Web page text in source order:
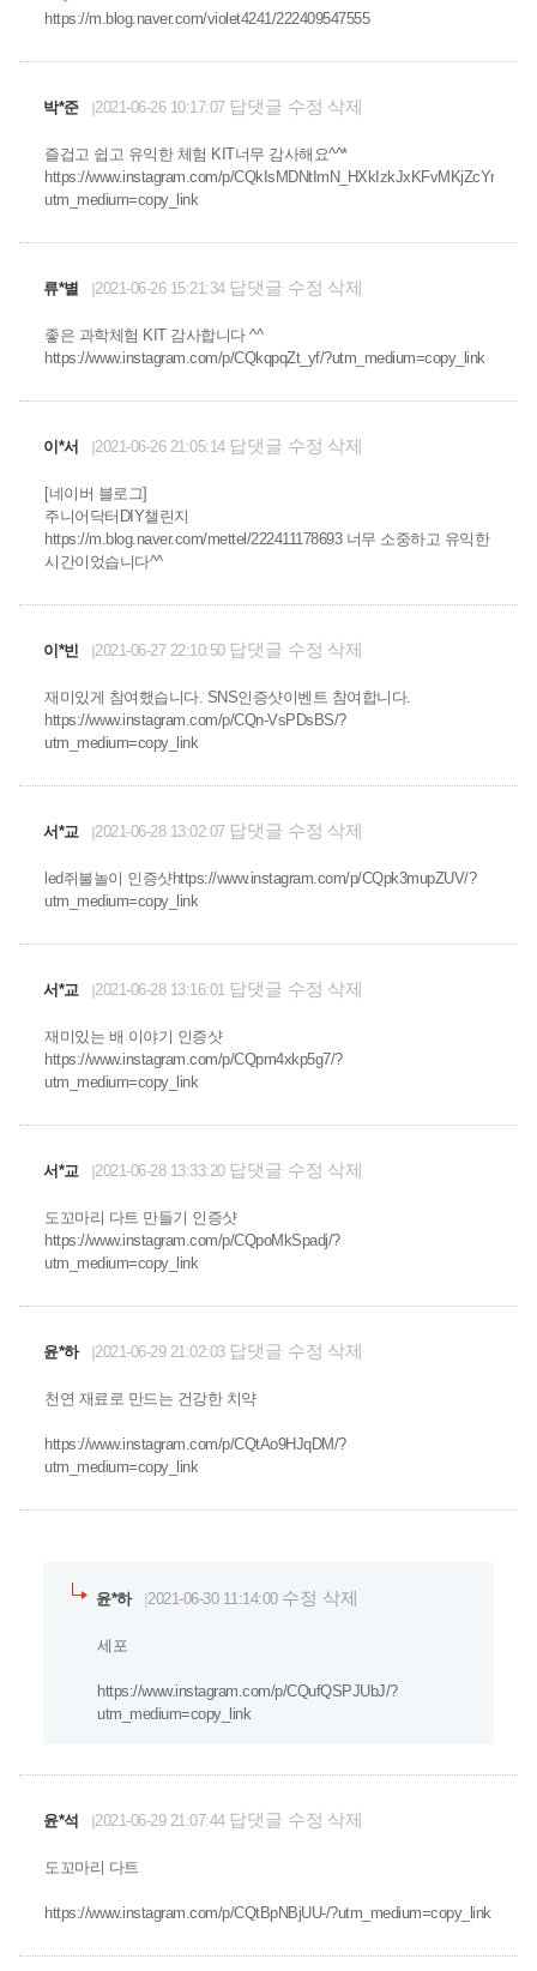
https://m.blog.naver.com/violet4241/222409547555
박*준 2021-06-26 10:17:07 답댓글 수정 삭제
즐겁고 쉽고 유익한 체험 KIT너무 감사해요^^*
https://www.instagram.com/p/
utm_medium=copy_link
류*별 2021-06-26 15:21:34 답댓글 수정 삭제
좋은 과학체험 KIT 감사합니다 ^^
https://www.instagram.com/p/CQkqpqZt_yf/?utm_medium=copy_link
이*서 2021-06-26 21:05:14 답댓글 수정 삭제
[네이버 블로그]
주니어닥터DIY챌린지
https://m.blog.naver.com/mettel/222411178693 너무 소중하고 유익한
시간이었습니다^^
이*빈 2021-06-27 22:10:50 답댓글 수정 삭제
재미있게 참여했습니다. SNS인증샷이벤트 참여합니다.
https://www.instagram.com/p/CQn-VsPDsBS/?
utm_medium=copy_link
서*교 2021-06-28 13:02:07 답댓글 수정 삭제
led쥐불놀이 인증샷https://www.instagram.com/p/CQpk3mupZUV/?
utm_medium=copy_link
서*교 2021-06-28 13:16:01 답댓글 수정 삭제
재미있는 배 이야기 인증샷
https://www.instagram.com/p/CQpm4xkp5g7/?
utm_medium=copy_link
서*교 2021-06-28 13:33:20 답댓글 수정 삭제
도꼬마리 다트 만들기 인증샷
https://www.instagram.com/p/CQpoMkSpadj/?
utm_medium=copy_link
윤*하 2021-06-29 21:02:03 답댓글 수정 삭제
천연 재료로 만드는 건강한 치약
https://www.instagram.com/p/CQtAo9HJqDM/?
utm_medium=copy_link
윤*하 2021-06-30 11:14:00 수정 삭제
세포
https://www.instagram.com/p/CQufQSPJUbJ/?
utm_medium=copy_link
윤*석 2021-06-29 21:07:44 답댓글 수정 삭제
도꼬마리 다트
https://www.instagram.com/p/CQtBpNBjUU-/?utm_medium=copy_link